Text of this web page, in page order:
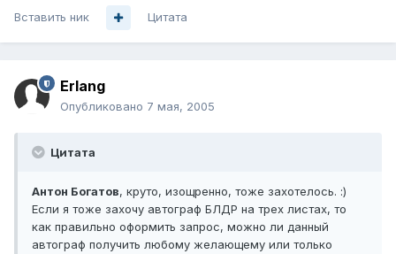
Вставить ник Цитата
Erlang
Опубликовано 7 мая, 2005
Цитата
Антон Богатов, круто, изощренно, тоже захотелось. :)
Если я тоже захочу автограф БЛДР на трех листах, то
как правильно оформить запрос, можно ли данный
автограф получить любому желающему или только